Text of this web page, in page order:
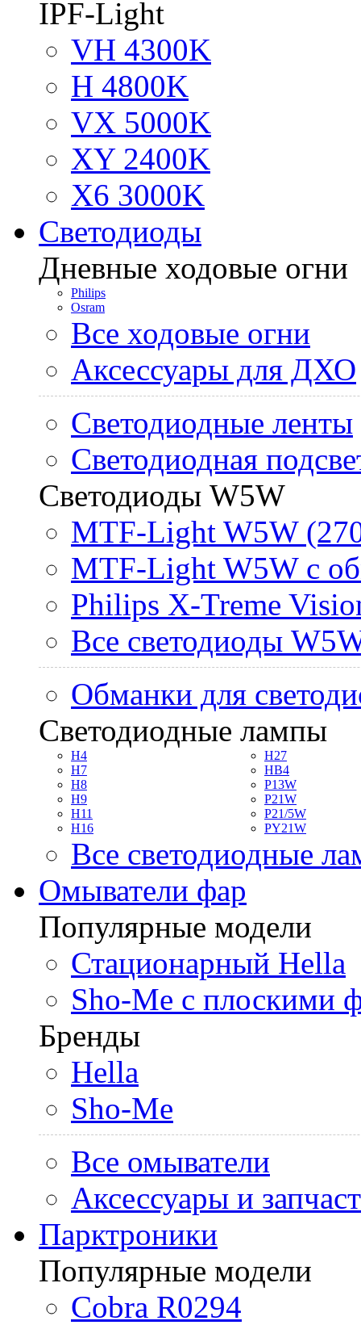
IPF-Light
VH 4300K
H 4800K
VX 5000K
XY 2400K
X6 3000K
Светодиоды
Дневные ходовые огни
Philips
Osram
Все ходовые огни
Аксессуары для ДХО
Светодиодные ленты
Светодиодная
Светодиоды W5W
MTF-Light W5W
MTF-Light W5W с
Philips X-Treme
Все светодиоды
Обманки для
Светодиодные лампы
H4
H7
H8
H9
H11
H16
H27
HB4
P13W
P21W
P21/5W
PY21W
Все светодиодные
Омыватели фар
Популярные модели
Стационарный Hella
Sho-Me с плоскими
Бренды
Hella
Sho-Me
Все омыватели
Аксессуары и
Парктроники
Популярные модели
Cobra R0294